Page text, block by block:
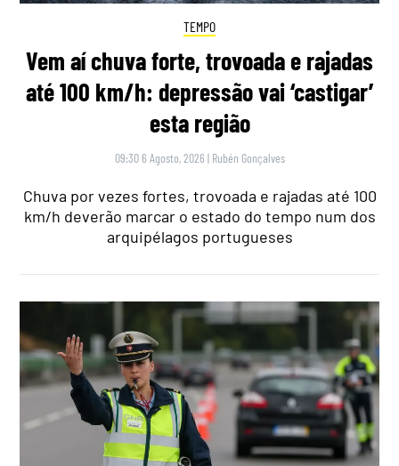
TEMPO
Vem aí chuva forte, trovoada e rajadas
até 100 km/h: depressão vai ‘castigar’
esta região
09:30 6 Agosto, 2026 | Rubén Gonçalves
Chuva por vezes fortes, trovoada e rajadas até 100
km/h deverão marcar o estado do tempo num dos
arquipélagos portugueses